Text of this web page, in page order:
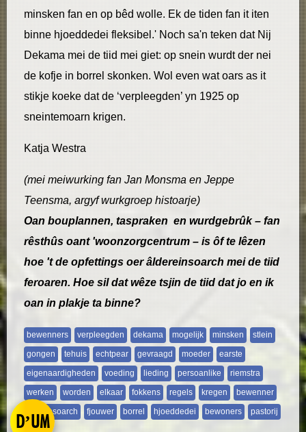
D’UM
minsken fan en op bêd wolle. Ek de tiden fan it iten
binne hjoeddedei fleksibel.' Noch sa'n teken dat Nij
Dekama mei de tiid mei giet: op snein wurdt der nei
de kofje in borrel skonken. Wol even wat oars as it
stikje koeke dat de ‘verpleegden’ yn 1925 op
sneintemoarn krigen.
Katja Westra
(mei meiwurking fan Jan Monsma en Jeppe
Teensma, argyf wurkgroep histoarje)
Oan bouplannen, taspraken en wurdgebrûk – fan
rêsthûs oant 'woonzorgcentrum – is ôf te lêzen
hoe 't de opfettings oer âldereinsoarch mei de tiid
feroaren. Hoe sil dat wêze tsjin de tiid dat jo en ik
oan in plakje ta binne?
bewenners verpleegden dekama mogelijk minsken
stlein
gongen
tehuis echtpear gevraagd moeder
earste
eigenaardigheden
voeding lieding persoanlike
riemstra
werken
worden elkaar fokkens regels kregen
bewenner
ldereinsoarch
fjouwer borrel hjoeddedei bewoners pastorij